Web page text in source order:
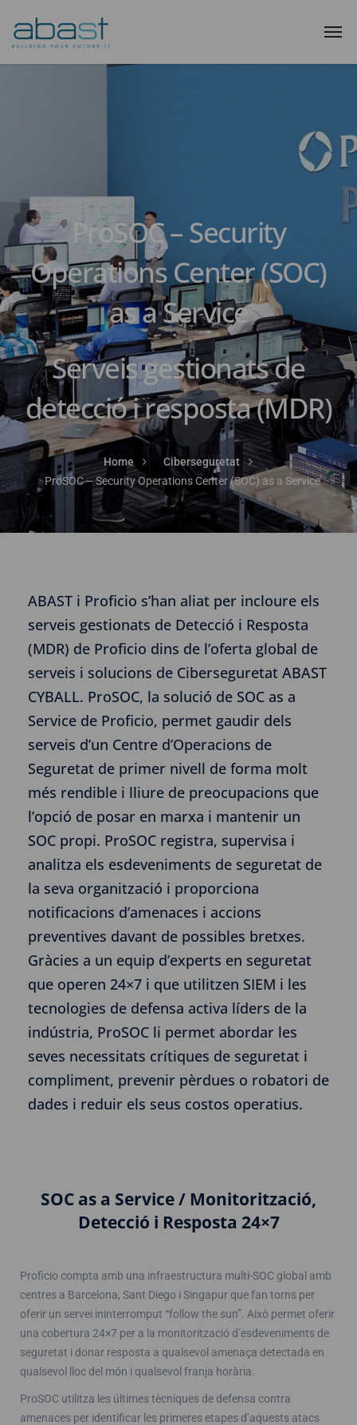
ProSOC – Security
Operations Center (SOC)
as a Service
Serveis gestionats de
detecció i resposta (MDR)
Home
Ciberseguretat
ProSOC – Security Operations Center (SOC) as a Service
ABAST i Proficio s’han aliat per incloure els
serveis gestionats de Detecció i Resposta
(MDR) de Proficio dins de l’oferta global de
serveis i solucions de Ciberseguretat ABAST
CYBALL. ProSOC, la solució de SOC as a
Service de Proficio, permet gaudir dels
serveis d’un Centre d’Operacions de
Seguretat de primer nivell de forma molt
més rendible i lliure de preocupacions que
l’opció de posar en marxa i mantenir un
SOC propi. ProSOC registra, supervisa i
analitza els esdeveniments de seguretat de
la seva organització i proporciona
notificacions d’amenaces i accions
preventives davant de possibles bretxes.
Gràcies a un equip d’experts en seguretat
que operen 24×7 i que utilitzen SIEM i les
tecnologies de defensa activa líders de la
indústria, ProSOC li permet abordar les
seves necessitats crítiques de seguretat i
compliment, prevenir pèrdues o robatori de
dades i reduir els seus costos operatius.
SOC as a Service / Monitorització,
Detecció i Resposta 24×7
Proficio compta amb una infraestructura multi-SOC global amb
centres a Barcelona, ​​Sant Diego i Singapur que fan torns per
oferir un servei ininterromput “follow the sun”. Això permet oferir
una cobertura 24×7 per a la monitorització d’esdeveniments de
seguretat i donar resposta a qualsevol amenaça detectada en
qualsevol lloc del món i qualsevol franja horària.
ProSOC utilitza les últimes tècniques de defensa contra
amenaces per identificar les primeres etapes d’aquests atacs